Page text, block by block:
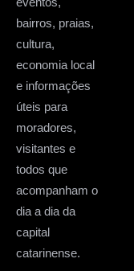
bairros, praias,
cultura,
economia local
e informações
úteis para
moradores,
visitantes e
todos que
acompanham o
dia a dia da
capital
catarinense.